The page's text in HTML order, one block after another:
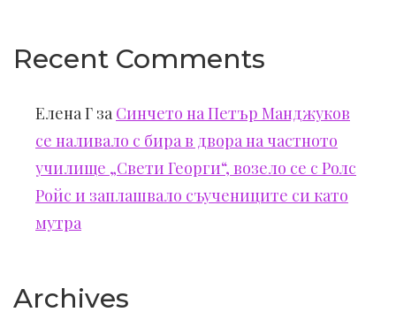
Recent Comments
Елена Г за Синчето на Петър Манджуков
се наливало с бира в двора на частното
училище „Свети Георги“, возело се с Ролс
Ройс и заплашвало съучениците си като
мутра
Archives